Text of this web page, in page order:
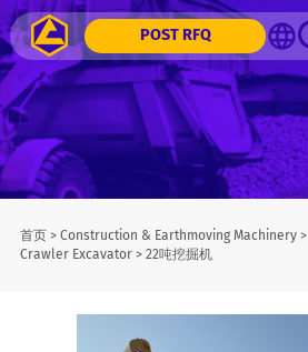
POST RFQ
首页> Construction & Earthmoving Machinery>
Crawler Excavator> 22吨挖掘机